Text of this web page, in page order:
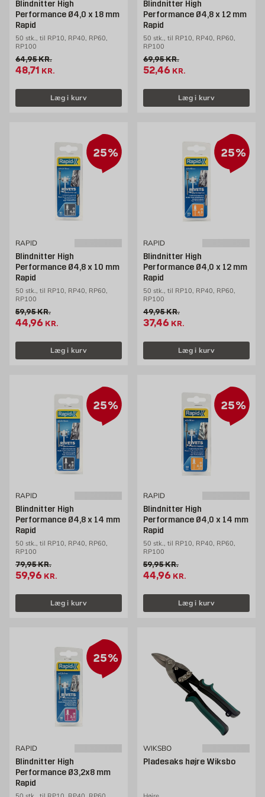
Blindnitter High
Performance Ø4,0 x 18 mm
Rapid
50 stk., til RP10, RP40, RP60,
RP100
Gammel pris 64.95 kr. /stk
64,95KR.
Tilbudspris 48.71 kr. /stk
48,71 KR.
Læg i kurv
Blindnitter High
Performance Ø4,8 x 12 mm
Rapid
50 stk., til RP10, RP40, RP60,
RP100
Gammel pris 69.95 kr. /stk
69,95KR.
Tilbudspris 52.46 kr. /stk
52,46 KR.
Læg i kurv
25%
RAPID
Blindnitter High
Performance Ø4,8 x 10 mm
Rapid
50 stk., til RP10, RP40, RP60,
RP100
Gammel pris 59.95 kr. /stk
59,95KR.
Tilbudspris 44.96 kr. /stk
44,96 KR.
Læg i kurv
25%
RAPID
Blindnitter High
Performance Ø4,0 x 12 mm
Rapid
50 stk., til RP10, RP40, RP60,
RP100
Gammel pris 49.95 kr. /stk
49,95KR.
Tilbudspris 37.46 kr. /stk
37,46 KR.
Læg i kurv
25%
RAPID
Blindnitter High
Performance Ø4,8 x 14 mm
Rapid
50 stk., til RP10, RP40, RP60,
RP100
Gammel pris 79.95 kr. /stk
79,95KR.
Tilbudspris 59.96 kr. /stk
59,96 KR.
Læg i kurv
25%
RAPID
Blindnitter High
Performance Ø4,0 x 14 mm
Rapid
50 stk., til RP10, RP40, RP60,
RP100
Gammel pris 59.95 kr. /stk
59,95KR.
Tilbudspris 44.96 kr. /stk
44,96 KR.
Læg i kurv
25%
RAPID
Blindnitter High
Performance Ø3,2x8 mm
Rapid
WIKSBO
Pladesaks højre Wiksbo